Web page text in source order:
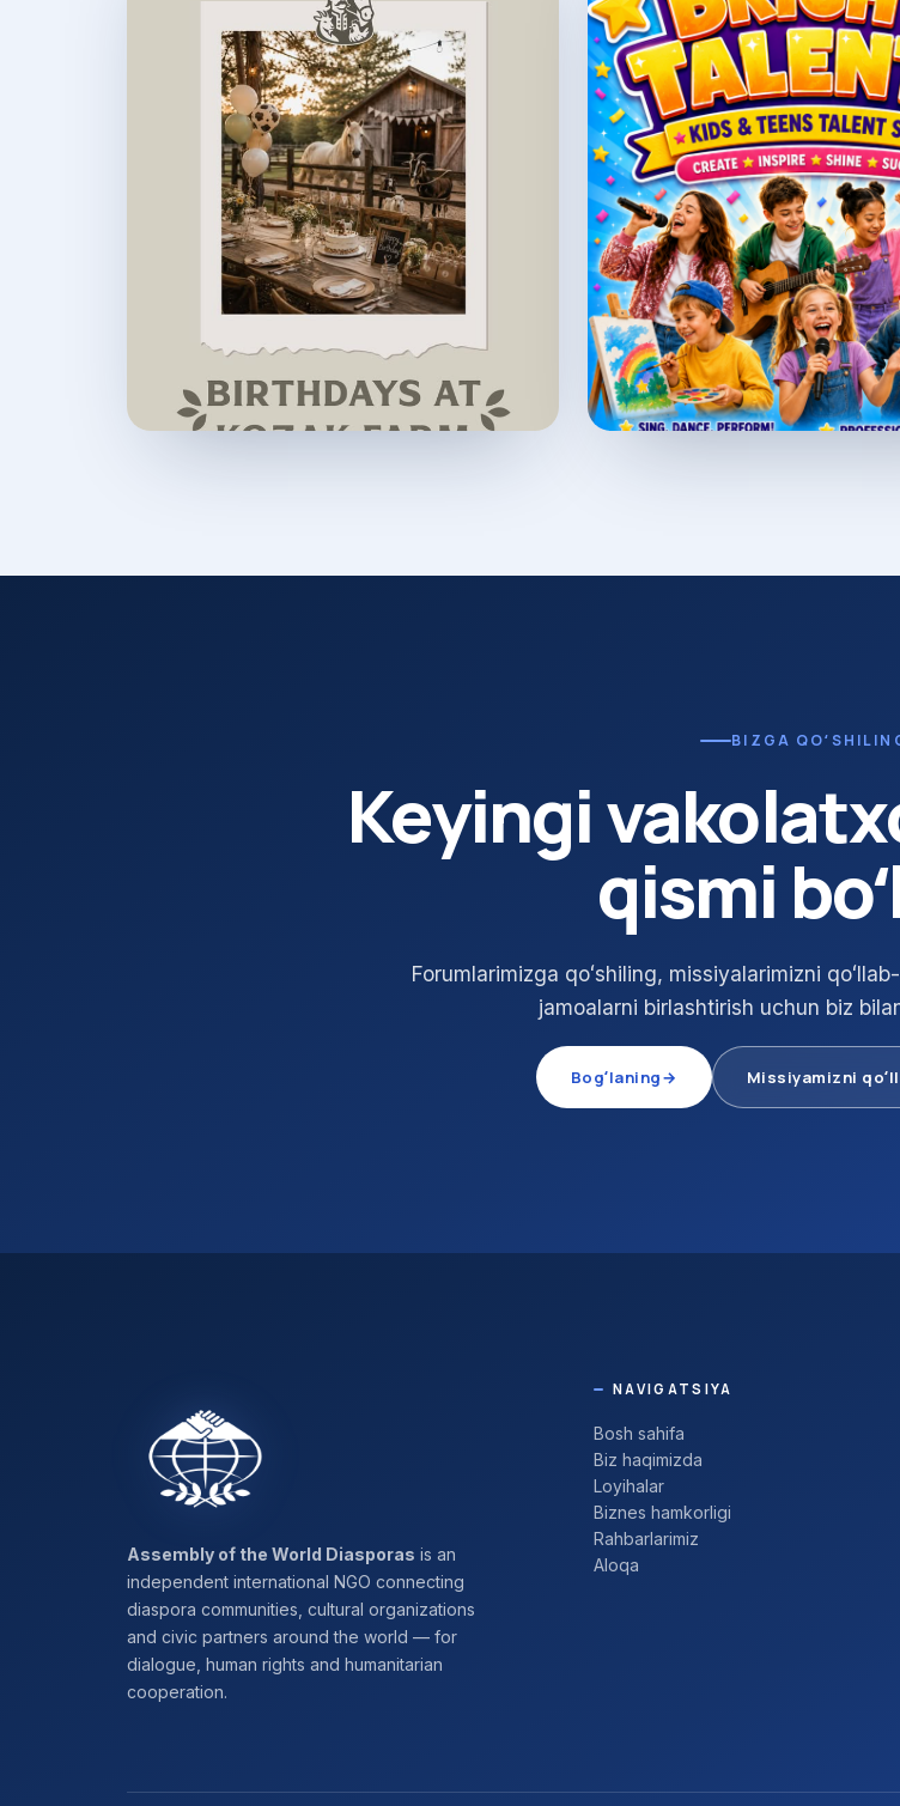
Tadbirga oʻtish→ Tadbirga oʻtish→
BIZGA
Keyingi
qismi
Forumlarimizga qoʻshiling, missiyalarimizni
jamoalarni birlashtirish uchun biz
Bogʻlaning→ Missiyamizni
Assembly of the World Diasporas is an
independent international NGO connecting
diaspora communities, cultural organizations
and civic partners around the world — for
dialogue, human rights and humanitarian
cooperation.
NAVIGATSIYA
Bosh sahifa
Biz haqimizda
Loyihalar
Biznes hamkorligi
Rahbarlarimiz
Aloqa